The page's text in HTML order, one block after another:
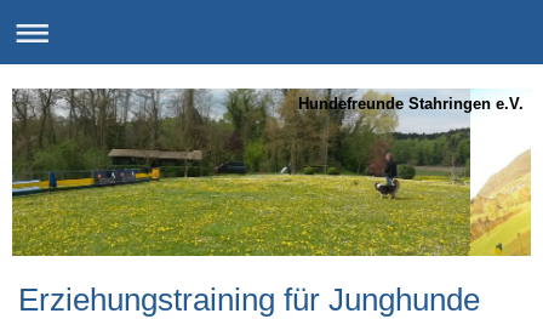
Hundefreunde Stahringen e.V.
Erziehungstraining für Junghunde